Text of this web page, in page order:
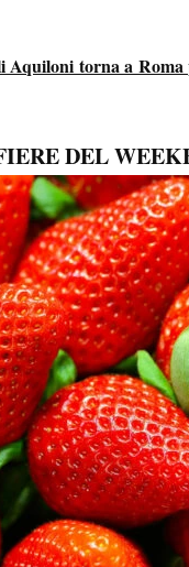
Aquiloni torna a
DEL